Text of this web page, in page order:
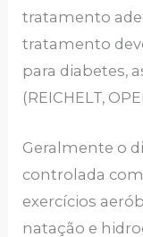
tratamento
tratamento
para diabetes,
(REICHELT,
Geralmente o
controlada
exercícios
natação e